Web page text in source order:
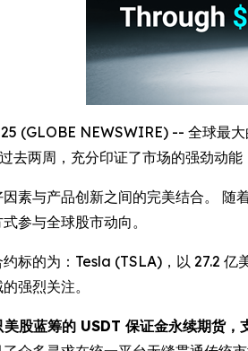
(GLOBE NEWSWIRE) -- 全球最
去两周，充分印证了市场的强劲动
素与产品创新之间的完美结合。
参与全球股市动向。
标的为：Tesla (TSLA)，以 27.2
强烈关注。
股蓝筹的 USDT 保证金永续期货